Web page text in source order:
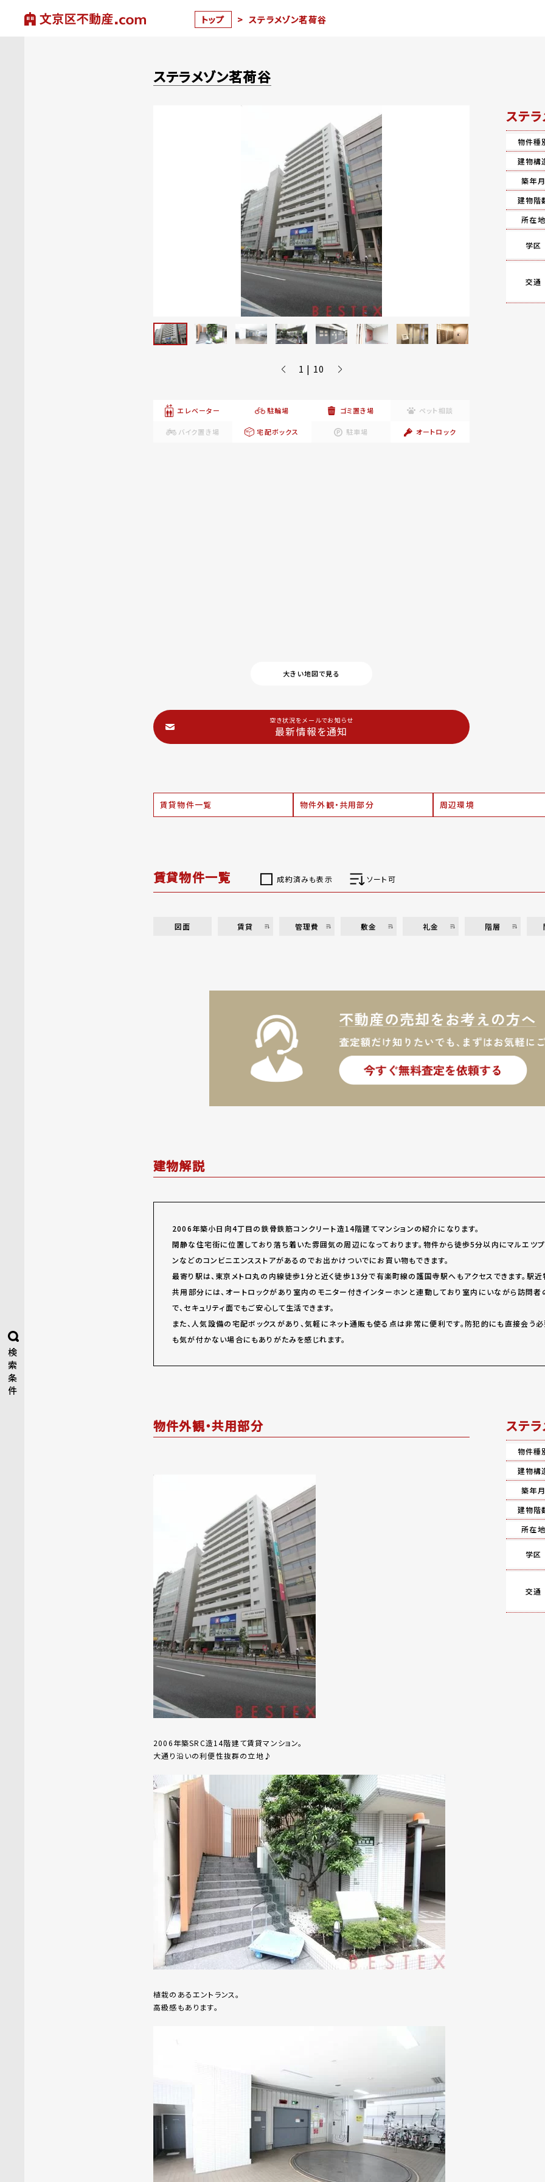
トップ > ステラメゾン茗荷谷
検
索
条
件
ステラメゾン茗荷谷
1 | 10
エレベーター 駐輪場 ゴミ置き場 ペット相談
バイク置き場 宅配ボックス 駐車場 オートロック
大きい地図で見る
空き状況をメールでお知らせ
最新情報を通知
賃貸物件一覧 物件外観・共用部分 周辺環境
ステ
物件種
建物構
築年月
建物階
所在地
学区
交通
賃貸物件一覧 成約済みも表示 ソート可
図面 賃貸 管理費 敷金 礼金 階層
建物解説
2006年築小日向4丁目の鉄骨鉄筋コンクリート造14階建てマンションの紹介になります。
閑静な住宅街に位置しており落ち着いた雰囲気の周辺になっております。物件から徒歩5分以内にマルエツ
ンなどのコンビニエンスストアがあるのでお出かけついでにお買い物もできます。
最寄り駅は、東京メトロ丸の内線徒歩1分と近く徒歩13分で有楽町線の護国寺駅へもアクセスできます。駅
共用部分には、オートロックがあり室内のモニター付きインターホンと連動しており室内にいながら訪問
で、セキュリティ面でもご安心して生活できます。
また、人気設備の宅配ボックスがあり、気軽にネット通販も使る点は非常に便利です。防犯的にも直接会う
も気が付かない場合にもありがたみを感じれます。
物件外観・共用部分
2006年築SRC造14階建て賃貸マンション。
大通り沿いの利便性抜群の立地♪
植栽のあるエントランス。
高級感もあります。
ステ
物件種
建物構
築年月
建物階
所在地
学区
交通